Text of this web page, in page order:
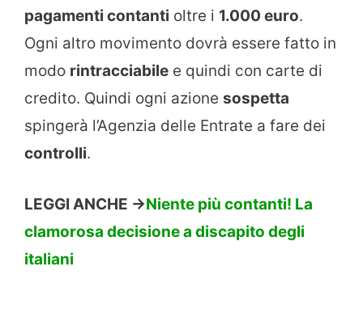
pagamenti contanti oltre i 1.000 euro.
Ogni altro movimento dovrà essere fatto in
modo rintracciabile e quindi con carte di
credito. Quindi ogni azione sospetta
spingerà l’Agenzia delle Entrate a fare dei
controlli.
LEGGI ANCHE ->Niente più contanti! La
clamorosa decisione a discapito degli
italiani